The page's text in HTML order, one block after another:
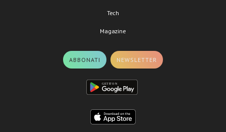
Tech
Magazine
ABBONATI NEWSLETTER